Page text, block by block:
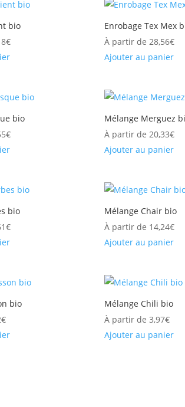
bio
€
Enrobage Tex Mex
À partir de28,56€
Ajouter au panier
bio
€
Mélange Merguez
À partir de20,33€
Ajouter au panier
bio
€
Mélange Chair bio
À partir de 14,24€
Ajouter au panier
bio
€
Mélange Chili bio
À partir de3,97€
Ajouter au panier